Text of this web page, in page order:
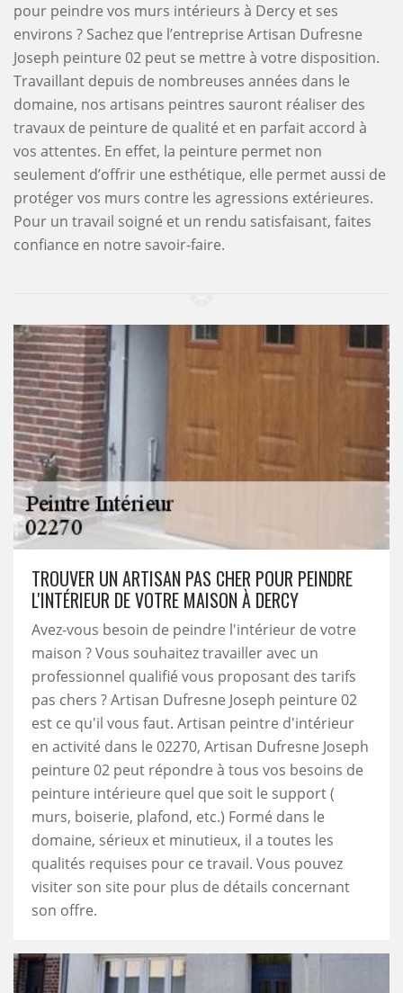
pour peindre vos murs intérieurs à Dercy et ses
environs ? Sachez que l’entreprise Artisan Dufresne
Joseph peinture 02 peut se mettre à votre disposition.
Travaillant depuis de nombreuses années dans le
domaine, nos artisans peintres sauront réaliser des
travaux de peinture de qualité et en parfait accord à
vos attentes. En effet, la peinture permet non
seulement d’offrir une esthétique, elle permet aussi de
protéger vos murs contre les agressions extérieures.
Pour un travail soigné et un rendu satisfaisant, faites
confiance en notre savoir-faire.
TROUVER UN ARTISAN PAS CHER POUR PEINDRE
L'INTÉRIEUR DE VOTRE MAISON À DERCY
Avez-vous besoin de peindre l'intérieur de votre
maison ? Vous souhaitez travailler avec un
professionnel qualifié vous proposant des tarifs
pas chers ? Artisan Dufresne Joseph peinture 02
est ce qu'il vous faut. Artisan peintre d'intérieur
en activité dans le 02270, Artisan Dufresne Joseph
peinture 02 peut répondre à tous vos besoins de
peinture intérieure quel que soit le support (
murs, boiserie, plafond, etc.) Formé dans le
domaine, sérieux et minutieux, il a toutes les
qualités requises pour ce travail. Vous pouvez
visiter son site pour plus de détails concernant
son offre.